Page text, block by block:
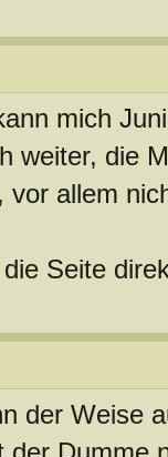
mich
weiter, die
vor allem
die Seite
der Weise